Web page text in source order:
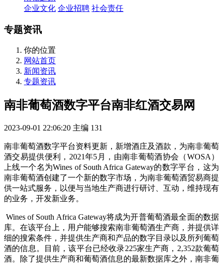
企业文化 企业招聘 社会责任
专题资讯
你的位置
网站首页
新闻资讯
专题资讯
南非葡萄酒数字平台南非红酒交易网
2023-09-01 22:06:20 主编 131
南非葡萄酒数字平台资料更新，新增酒庄及酒款，为南非葡萄
酒交易提供便利，2021年5月，由南非葡萄酒协会（WOSA）
上线一个名为Wines of South Africa Gateway的数字平台，这为
南非葡萄酒创建了一个新的数字市场，为南非葡萄酒贸易商提
供一站式服务，以便与当地生产商进行研讨、互动，维持现有
的业务，开发新业务。
Wines of South Africa Gateway将成为开普葡萄酒最全面的数据
库。在该平台上，用户能够搜索南非葡萄酒生产商，并提供详
细的搜索条件，并提供生产商和产品的数字目录以及所列葡萄
酒的信息。目前，该平台已经收录225家生产商，2,352款葡萄
酒。除了提供生产商和葡萄酒信息的最新数据库之外，南非葡